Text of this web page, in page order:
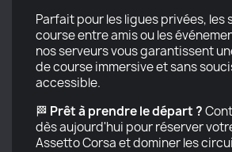
Parfait pour les ligues privées, les
course entre amis ou les
nos serveurs vous garantissent
de course immersive et sans
accessible.
🏁 Prêt à prendre le départ ?
dès aujourd'hui pour réserver
Assetto Corsa et dominer les